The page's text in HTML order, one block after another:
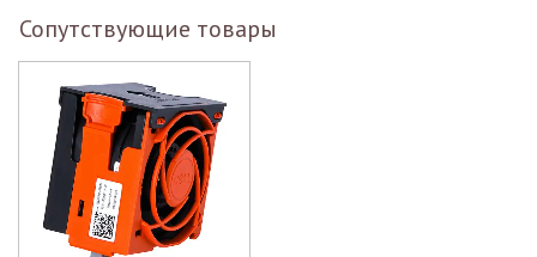
Сопутствующие товары